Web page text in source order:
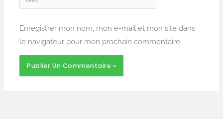
Enregistrer mon nom, mon e-mail et mon site dans
le navigateur pour mon prochain commentaire.